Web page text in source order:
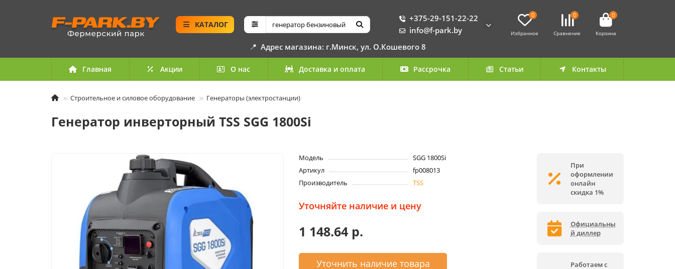
КАТАЛОГ
+375-29-151-22-22
info@f-park.by
0
Избранное
0
Сравнение
0
Корзина
📍 Адрес магазина: г.Минск, ул. О.Кошевого 8
Главная Акции О нас Доставка и оплата Рассрочка Статьи Контакты
Строительное и силовое оборудование Генераторы (электростанции)
Генератор инверторный TSS SGG 1800Si
Модель
SGG 1800Si
Артикул
fp008013
Производитель
TSS
Уточняйте наличие и цену
1 148.64 р.
Уточнить наличие товара
При
оформлении
онлайн
скидка 1%
Официальны
й диллер
Работаем с